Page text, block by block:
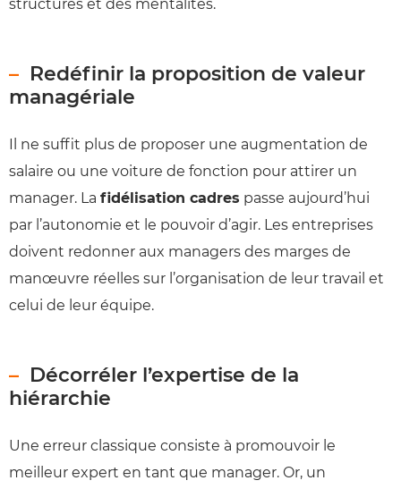
structures et des mentalités.
Redéfinir la proposition de valeur
managériale
Il ne suffit plus de proposer une augmentation de
salaire ou une voiture de fonction pour attirer un
manager. La fidélisation cadres passe aujourd’hui
par l’autonomie et le pouvoir d’agir. Les entreprises
doivent redonner aux managers des marges de
manœuvre réelles sur l’organisation de leur travail et
celui de leur équipe.
Décorréler l’expertise de la
hiérarchie
Une erreur classique consiste à promouvoir le
meilleur expert en tant que manager. Or, un